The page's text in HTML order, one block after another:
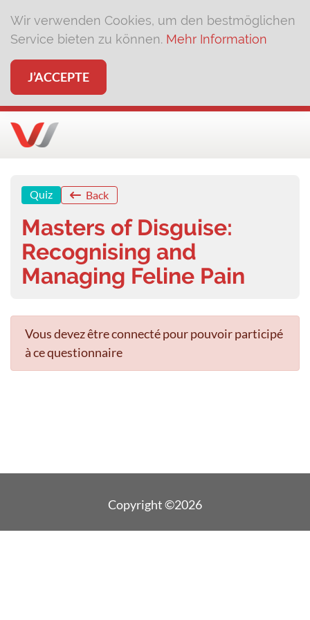
Wir verwenden Cookies, um den bestmöglichen
Service bieten zu können. Mehr Information
J’ACCEPTE
Quiz Back
Masters of Disguise:
Recognising and
Managing Feline Pain
Vous devez être connecté pour pouvoir participé
à ce questionnaire
Copyright ©2026